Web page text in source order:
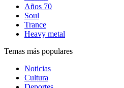
Años 70
Soul
Trance
Heavy metal
Temas más populares
Noticias
Cultura